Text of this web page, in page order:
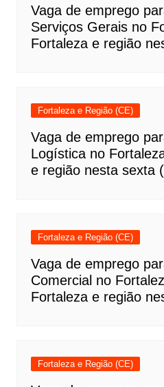
Vaga de emprego
Serviços Gerais no
Fortaleza e região
Fortaleza e Região (CE)
Vaga de emprego
Logística no
e região nesta sexta
Fortaleza e Região (CE)
Vaga de emprego
Comercial no
Fortaleza e região
Fortaleza e Região (CE)